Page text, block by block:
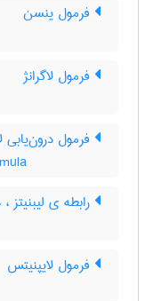
فرمول ینسن
فرمول لاگرانژ
فرمول درون‌یابی
رابطه ی
فرمول لایپنیتس